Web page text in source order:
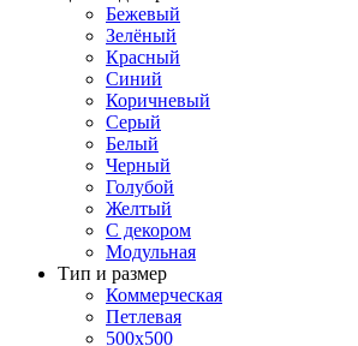
Бежевый
Зелёный
Красный
Синий
Коричневый
Серый
Белый
Черный
Голубой
Желтый
С декором
Модульная
Тип и размер
Коммерческая
Петлевая
500х500